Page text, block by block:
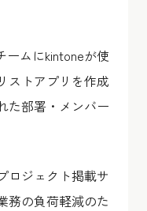
ームにkintoneが使
ストアプリを作成
た部署・メンバー
ロジェクト掲載サ
務の負荷軽減のた